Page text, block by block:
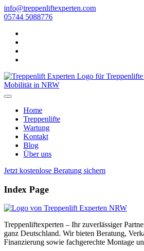
info@treppenliftexperten.com
05744 5088776
Home
Treppenlifte
Wartung
Kontakt
Blog
Über uns
Jetzt kostenlose Beratung sichern
Index Page
Treppenliftexperten – Ihr zuverlässiger
ganz Deutschland. Wir bieten Beratung,
Finanzierung sowie fachgerechte Montage